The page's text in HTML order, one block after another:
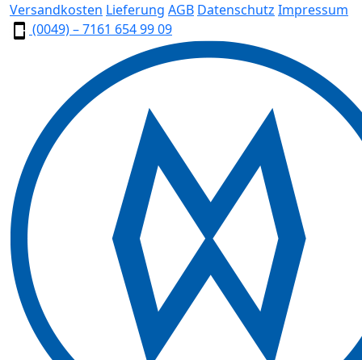
Versandkosten Lieferung AGB Datenschutz Impressum
(0049) – 7161 654 99 09